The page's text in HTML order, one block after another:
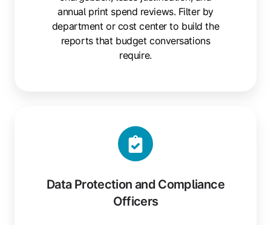
annual print spend reviews. Filter by
department or cost center to build the
reports that budget conversations
require.
Data Protection and Compliance
Officers